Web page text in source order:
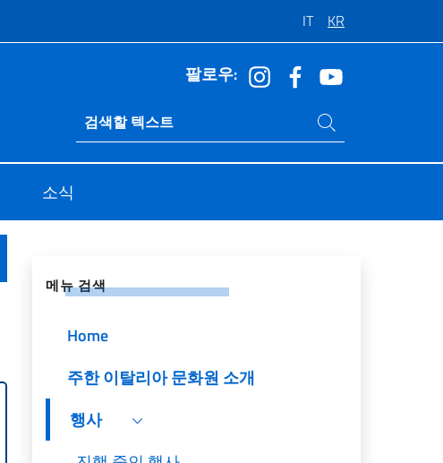
IT KR
팔로우:
Ricerca sito live
사이트 내에서 검색
소식
메뉴 검색
Home
주한 이탈리아 문화원 소개
행사